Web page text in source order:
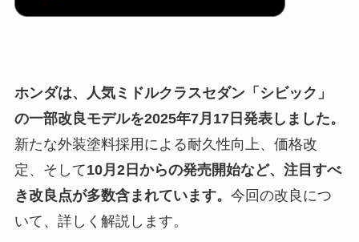
ホンダは、人気ミドルクラスセダン「シビック」
の一部改良モデルを2025年7月17日 発表しました。
新たな外装塗料採用による耐久性向上、価格改
定、そして10月2日からの発売開始など、注目すべ
き改良点が多数含まれています。 今回の改良につ
いて、詳しく解説します。